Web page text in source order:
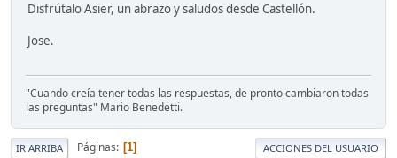
Disfrútalo Asier, un abrazo y saludos desde Castellón.
Jose.
"Cuando creía tener todas las respuestas, de pronto cambiaron todas
las preguntas" Mario Benedetti.
IR ARRIBA Páginas 1 ACCIONES DEL USUARIO